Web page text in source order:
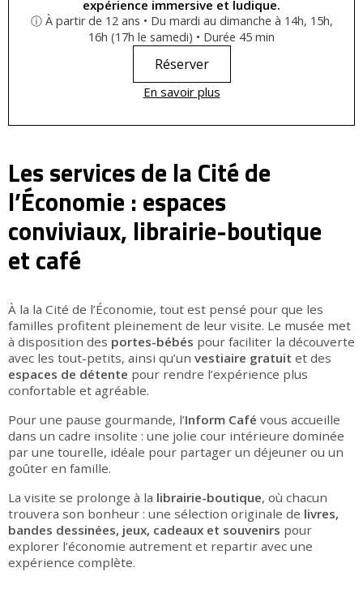
expérience immersive et ludique.
ⓘ À partir de 12 ans • Du mardi au dimanche à 14h, 15h,
16h (17h le samedi) • Durée 45 min
En savoir plus
Réserver
Les services de la Cité de
l’Économie : espaces
conviviaux, librairie-boutique
et café
À la la Cité de l’Économie, tout est pensé pour que les
familles profitent pleinement de leur visite. Le musée met
à disposition des portes-bébés pour faciliter la découverte
avec les tout-petits, ainsi qu’un vestiaire gratuit et des
espaces de détente pour rendre l’expérience plus
confortable et agréable.
Pour une pause gourmande, l’Inform Café vous accueille
dans un cadre insolite : une jolie cour intérieure dominée
par une tourelle, idéale pour partager un déjeuner ou un
goûter en famille.
La visite se prolonge à la librairie-boutique, où chacun
trouvera son bonheur : une sélection originale de livres,
bandes dessinées, jeux, cadeaux et souvenirs pour
explorer l’économie autrement et repartir avec une
expérience complète.